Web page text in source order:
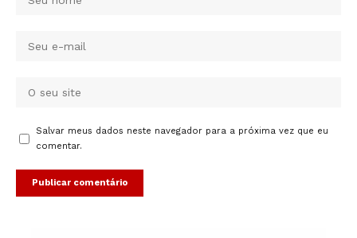
Salvar meus dados neste navegador para a próxima vez que eu
comentar.